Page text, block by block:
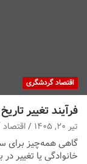
اقتصاد گردشگری
فرآیند تغییر
تیر ۲۰, ۱۴۰۵ اقتصاد
گاهی همه‌چیز برای
خانوادگی یا تغییر در